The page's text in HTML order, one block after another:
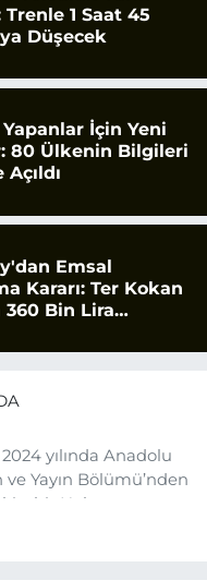
1 Saat 45
Düşecek
İçin Yeni
80 Ülkenin Bilgileri
Emsal
Kararı: Ter Kokan
360 Bin Lira
yılında Anadolu
ve Yayın Bölümü’nden
Haber
muhabir ve editör